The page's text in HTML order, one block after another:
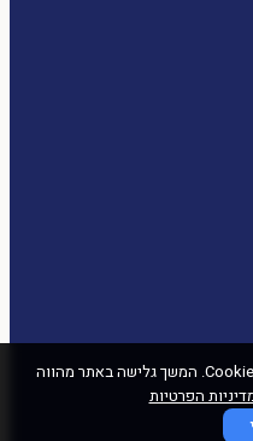
לידיעתך, באתר זה נעשה שימוש בקבצי Cookies. המשך גלישה באתר מהווה
הפרטיות